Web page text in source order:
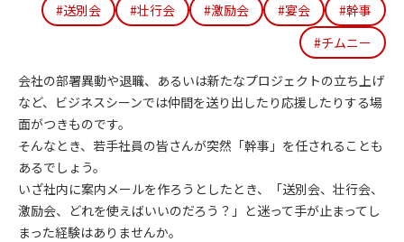
#送別会 #壮行会 #激励会 #宴会
#幹事
#チムニー
会社の部署異動や退職、あるいは新たなプロジェクトの立ち上げ
など、ビジネスシーンでは仲間を送り出したり応援したりする場
面がつきものです。
そんなとき、若手社員の皆さんが突然「幹事」を任されることも
あるでしょう。
いざ社内に案内メールを作ろうとしたとき、「送別会、壮行会、
激励会、どれを使えばいいのだろう？」と迷って手が止まってし
まった経験はありませんか。